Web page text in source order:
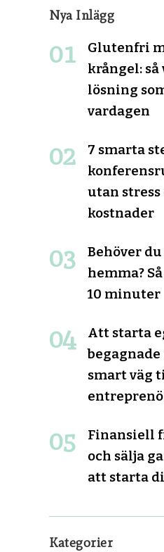
Nya Inlägg
Glutenfri
krångel: så
lösning
vardagen
7 smarta
utan stress
kostnader
Behöver
hemma?
10 minuter
Att starta
smart väg
Finansiell
och sälja
att starta
Kategorier